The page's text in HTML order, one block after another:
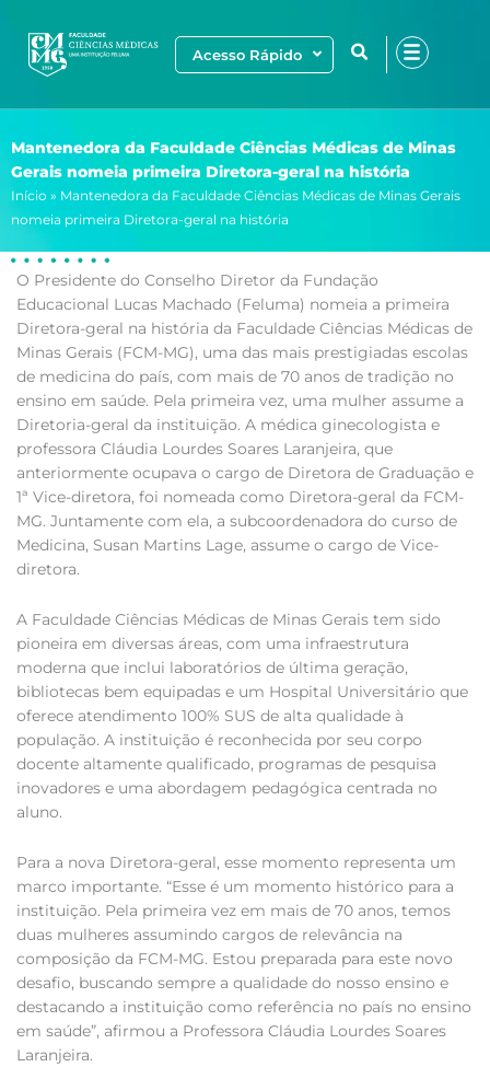
para
Acesso Rápido
Mantenedora da Faculdade Ciências Médicas de Minas
Gerais nomeia primeira Diretora-geral na história
Início » Mantenedora da Faculdade Ciências Médicas de Minas Gerais
nomeia primeira Diretora-geral na história
O Presidente do Conselho Diretor da Fundação
Educacional Lucas Machado (Feluma) nomeia a primeira
Diretora-geral na história da Faculdade Ciências Médicas de
Minas Gerais (FCM-MG), uma das mais prestigiadas escolas
de medicina do país, com mais de 70 anos de tradição no
ensino em saúde. Pela primeira vez, uma mulher assume a
Diretoria-geral da instituição. A médica ginecologista e
professora Cláudia Lourdes Soares Laranjeira, que
anteriormente ocupava o cargo de Diretora de Graduação e
1ª Vice-diretora, foi nomeada como Diretora-geral da FCM-
MG. Juntamente com ela, a subcoordenadora do curso de
Medicina, Susan Martins Lage, assume o cargo de Vice-
diretora.
A Faculdade Ciências Médicas de Minas Gerais tem sido
pioneira em diversas áreas, com uma infraestrutura
moderna que inclui laboratórios de última geração,
bibliotecas bem equipadas e um Hospital Universitário que
oferece atendimento 100% SUS de alta qualidade à
população. A instituição é reconhecida por seu corpo
docente altamente qualificado, programas de pesquisa
inovadores e uma abordagem pedagógica centrada no
aluno.
Para a nova Diretora-geral, esse momento representa um
marco importante. “Esse é um momento histórico para a
instituição. Pela primeira vez em mais de 70 anos, temos
duas mulheres assumindo cargos de relevância na
composição da FCM-MG. Estou preparada para este novo
desafio, buscando sempre a qualidade do nosso ensino e
destacando a instituição como referência no país no ensino
em saúde”, afirmou a Professora Cláudia Lourdes Soares
Laranjeira.